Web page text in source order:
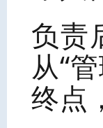
负责
从“
终点